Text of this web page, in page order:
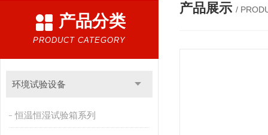
产品分类
PRODUCT CATEGORY
环境试验设备
恒温恒湿试验箱系列
产品展示 /